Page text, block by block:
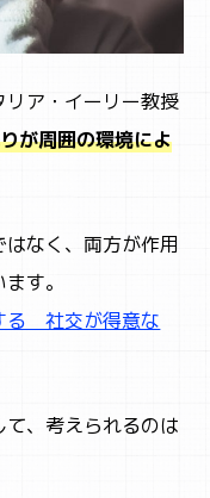
ア・イーリー教授
が周囲の環境によ
なく、両方が作用
す。
る 社交が得意な
、考えられるのは